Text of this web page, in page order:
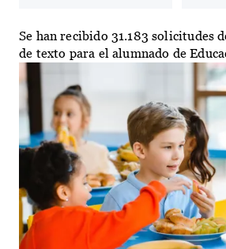
Se han recibido 31.183 solicitudes
de texto para el alumnado de